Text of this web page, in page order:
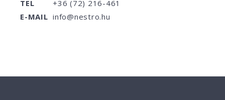
TEL
+36 (72) 216-461
E-MAIL info@nestro.hu